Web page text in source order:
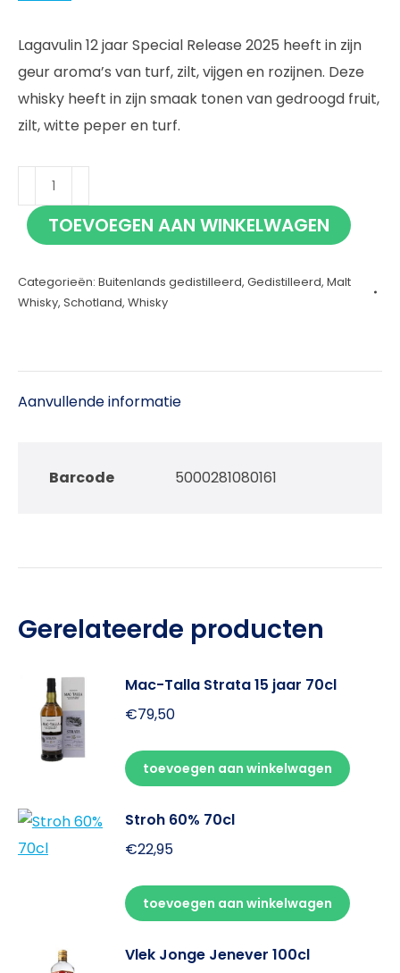
Lagavulin 12 jaar Special Release 2025 heeft in zijn
geur aroma’s van turf, zilt, vijgen en rozijnen. Deze
whisky heeft in zijn smaak tonen van gedroogd fruit,
zilt, witte peper en turf.
Lagavulin
12
jaar
Release
2025
aantal
TOEVOEGEN AAN WINKELWAGEN
Categorieën: Buitenlands gedistilleerd, Gedistilleerd, Malt
Whisky, Schotland, Whisky
Aanvullende informatie
Barcode 5000281080161
Gerelateerde producten
Mac-Talla Strata 15 jaar 70cl
€79,50
toevoegen aan winkelwagen
Stroh 60% 70cl
€22,95
toevoegen aan winkelwagen
Vlek Jonge Jenever 100cl